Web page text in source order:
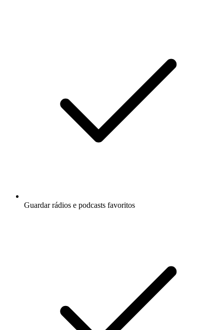
Guardar rádios e podcasts favoritos